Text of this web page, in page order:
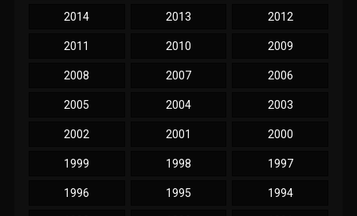
2014 2013 2012
2011 2010 2009
2008 2007 2006
2005 2004 2003
2002 2001 2000
1999 1998 1997
1996 1995 1994